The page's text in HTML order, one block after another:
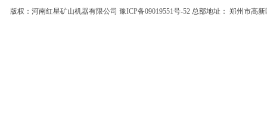
版权：河南红星矿山机器有限公司豫ICP备09019551号-52 总部地址： 郑州市高